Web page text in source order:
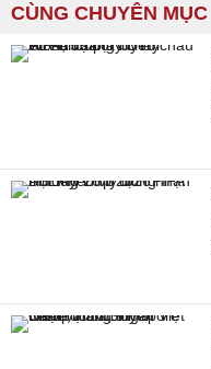
CÙNG CHUYÊN MỤC